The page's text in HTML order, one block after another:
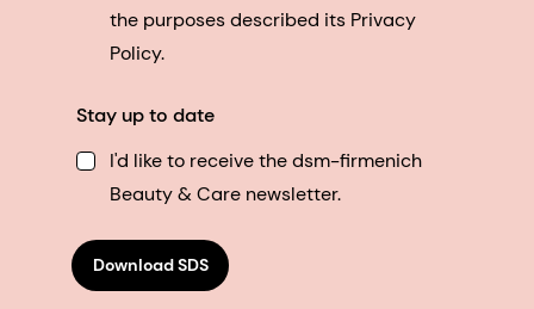
the purposes described its Privacy
Policy.
Stay up to date
I'd like to receive the dsm-firmenich
Beauty & Care newsletter.
Download SDS